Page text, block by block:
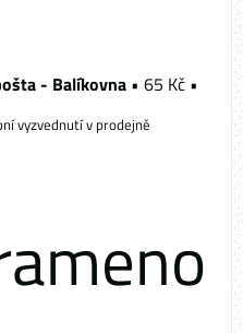
- Balíkovna • 65 Kč •
vyzvednutí v prodejně